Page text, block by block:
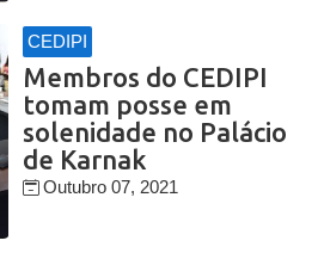
CEDIPI
Membros do CEDIPI
tomam posse em
solenidade no Palácio
de Karnak
Outubro 07, 2021